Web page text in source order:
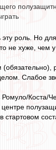
роль. Но
не хуже, чем
Слабое
Коста/